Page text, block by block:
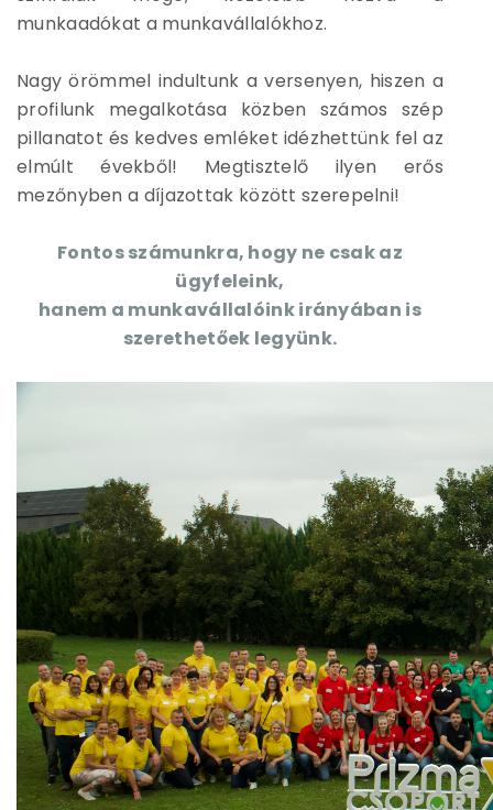
munkaadókat a munkavállalókhoz.
Nagy örömmel indultunk a versenyen, hiszen a
profilunk megalkotása közben számos szép
pillanatot és kedves emléket idézhettünk fel az
elmúlt évekből! Megtisztelő ilyen erős
mezőnyben a díjazottak között szerepelni!
Fontos számunkra, hogy ne csak az
ügyfeleink,
hanem a munkavállalóink irányában is
szerethetőek legyünk.